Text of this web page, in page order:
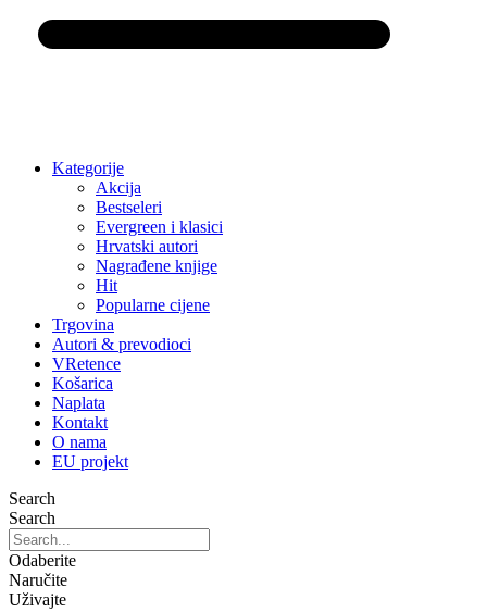
Kategorije
Akcija
Bestseleri
Evergreen i klasici
Hrvatski autori
Nagrađene knjige
Hit
Popularne cijene
Trgovina
Autori & prevodioci
VRetence
Košarica
Naplata
Kontakt
O nama
EU projekt
Search
Search
Odaberite
Naručite
Uživajte